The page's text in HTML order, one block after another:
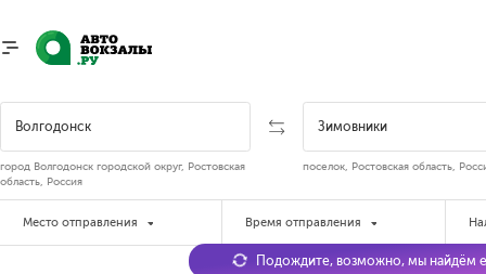
город Волгодонск городской округ, Ростовская
область, Россия
поселок, Ростовская область,
Место отправления Время отправления
Подождите, возможно, мы найдём